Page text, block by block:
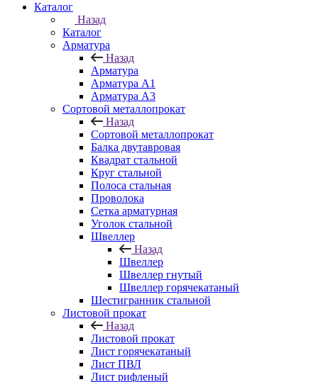
Каталог
Назад
Каталог
Арматура
Назад
Арматура
Арматура A1
Арматура А3
Сортовой металлопрокат
Назад
Сортовой металлопрокат
Балка двутавровая
Квадрат стальной
Круг стальной
Полоса стальная
Проволока
Сетка арматурная
Уголок стальной
Швеллер
Назад
Швеллер
Швеллер гнутый
Швеллер горячекатаный
Шестигранник стальной
Листовой прокат
Назад
Листовой прокат
Лист горячекатаный
Лист ПВЛ
Лист рифленый